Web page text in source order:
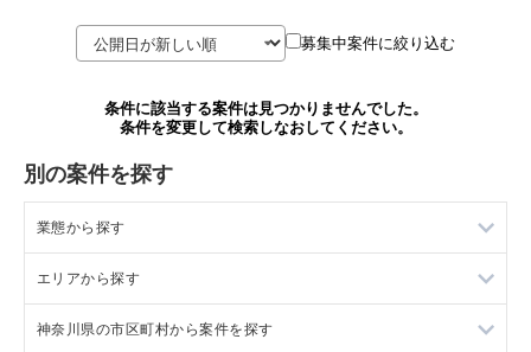
募集中案件に絞り込む
条件に該当する案件は見つかりませんでした。
条件を変更して検索しなおしてください。
別の案件を探す
業態から探す
ラーメンの居抜き売却物件の案件一覧
フランス料理の居抜き売却物件の案件一覧
エリアから探す
東京23区の飲食店の居抜き売却物件の案件一覧
神奈川県の市区町村から案件を探す